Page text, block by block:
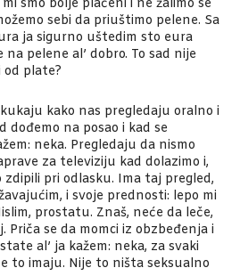
smo bolje plaćeni i ne žalimo se
sebi da priuštimo pelene. Sa
ja sigurno uštedim sto eura
pelene al’ dobro. To sad nije
od plate?
kako nas pregledaju oralno i
dođemo na posao i kad se
neka. Pregledaju da nismo
za televiziju kad dolazimo i,
pri odlasku. Ima taj pregled,
i svoje prednosti: lepo mi
prostatu. Znaš, neće da leče,
Priča se da momci iz obzbeđenja i
al’ ja kažem: neka, za svaki
to imaju. Nije to ništa seksualno